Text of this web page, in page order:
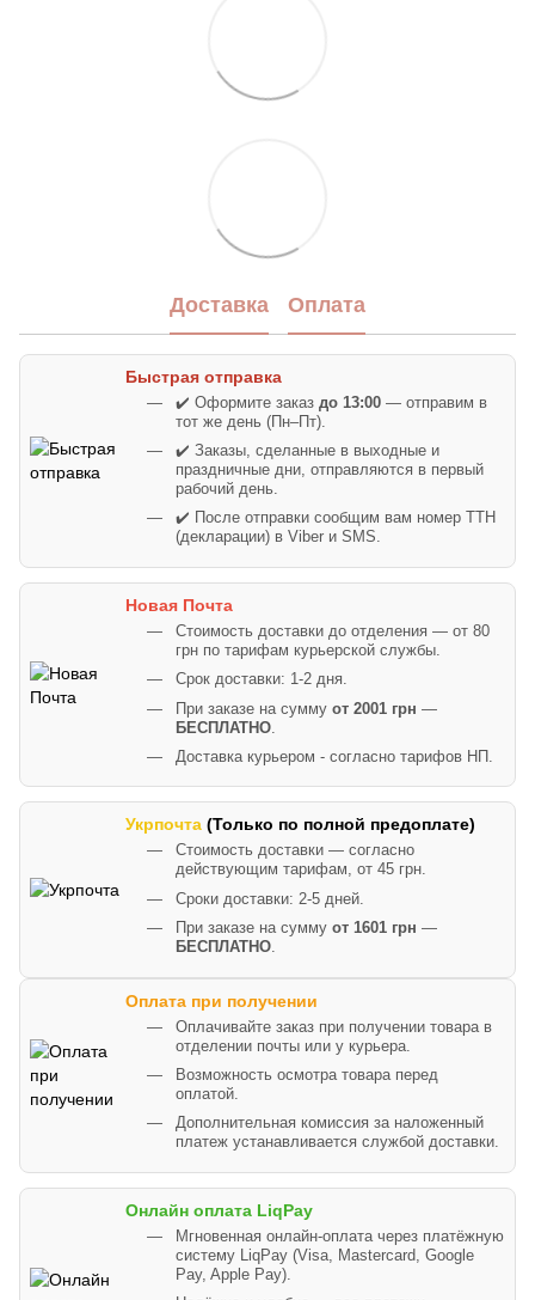
Доставка Оплата
Быстрая отправка
✔️ Оформите заказ до 13:00 — отправим в
тот же день (Пн–Пт).
✔️ Заказы, сделанные в выходные и
праздничные дни, отправляются в первый
рабочий день.
✔️ После отправки сообщим вам номер ТТН
(декларации) в Viber и SMS.
Новая Почта
Стоимость доставки до отделения — от 80
грн по тарифам курьерской службы.
Срок доставки: 1-2 дня.
При заказе на сумму от 2001 грн —
БЕСПЛАТНО
Доставка курьером - согласно тарифов НП.
Укрпочта (Только по полной предоплате)
Стоимость доставки — согласно
действующим тарифам, от 45 грн.
Сроки доставки: 2-5 дней.
При заказе на сумму от 1601 грн —
БЕСПЛАТНО.
Оплата при получении
Оплачивайте заказ при получении товара в
отделении почты или у курьера.
Возможность осмотра товара перед
оплатой.
Дополнительная комиссия за наложенный
платеж устанавливается службой доставки.
Онлайн оплата LiqPay
Мгновенная онлайн-оплата через платёжную
систему LiqPay (Visa, Mastercard, Google
Pay, Apple Pay).